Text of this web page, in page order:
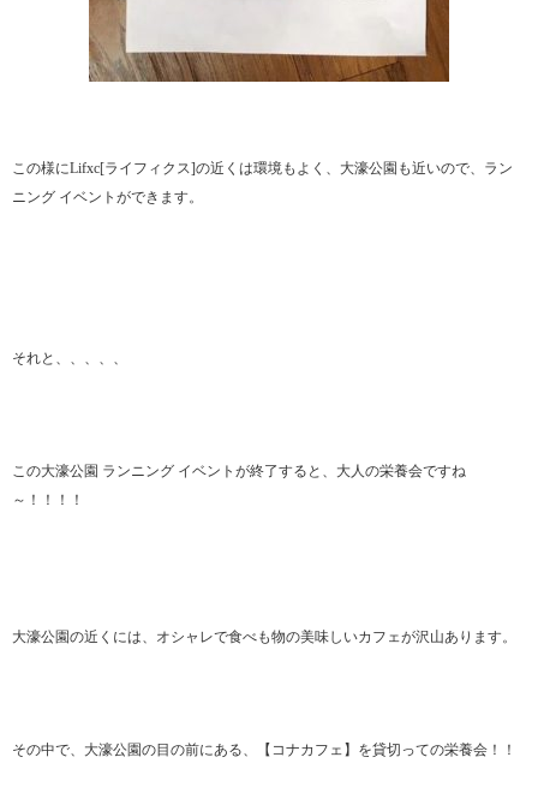
この様にLifxc[ライフィクス]の近くは環境もよく、大濠公園も近いので、ラン
ニング イベントができます。
それと、、、、、
この大濠公園 ランニング イベントが終了すると、大人の栄養会ですね
～！！！！
大濠公園の近くには、オシャレで食べも物の美味しいカフェが沢山あります。
その中で、大濠公園の目の前にある、【コナカフェ】を貸切っての栄養会！！